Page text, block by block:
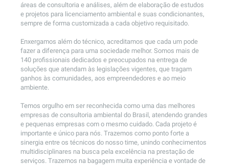
áreas de consultoria e análises, além de elaboração de estudos
e projetos para licenciamento ambiental e suas condicionantes,
sempre de forma customizada a cada objetivo requisitado.
Enxergamos além do técnico, acreditamos que cada um pode
fazer a diferença para uma sociedade melhor. Somos mais de
140 profissionais dedicados e preocupados na entrega de
soluções que atendam às legislações vigentes, que tragam
ganhos às comunidades, aos empreendedores e ao meio
ambiente.
Temos orgulho em ser reconhecida como uma das melhores
empresas de consultoria ambiental do Brasil, atendendo grandes
e pequenas empresas com o mesmo cuidado. Cada projeto é
importante e único para nós. Trazemos como ponto forte a
sinergia entre os técnicos do nosso time, unindo conhecimentos
multidisciplinares na busca pela excelência na prestação de
serviços. Trazemos na bagagem muita experiência e vontade de